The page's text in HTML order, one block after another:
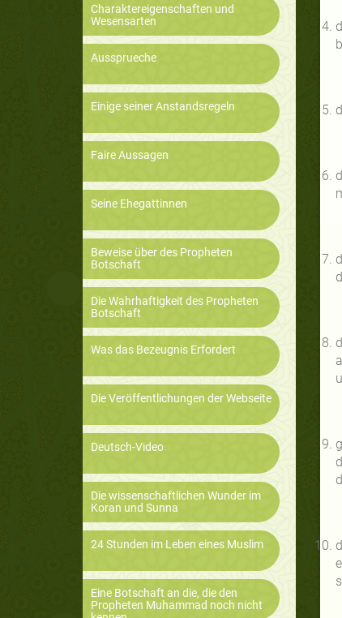
Charaktereigenschaften und
Wesensarten
Aussprueche
Einige seiner Anstandsregeln
Faire Aussagen
Seine Ehegattinnen
Beweise über des Propheten
Botschaft
Die Wahrhaftigkeit des Propheten
Botschaft
Was das Bezeugnis Erfordert
Die Veröffentlichungen der Webseite
Deutsch-Video
Die wissenschaftlichen Wunder im
Koran und Sunna
24 Stunden im Leben eines Muslim
Eine Botschaft an die, die den
Propheten Muhammad noch nicht